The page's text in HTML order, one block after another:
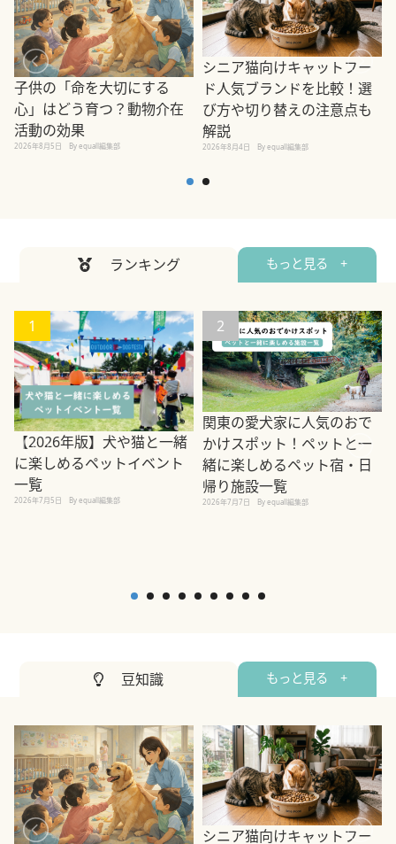
子供の「命を大切にする
心」はどう育つ？動物介在
活動の効果
2026年8月5日 By equall編集部
シニア猫向けキャットフー
ド人気ブランドを比較！選
び方や切り替えの注意点も
解説
2026年8月4日 By equall編集部
ランキング もっと見る +
1
【2026年版】犬や猫と一緒
に楽しめるペットイベント
一覧
2026年7月5日 By equall編集部
2
関東の愛犬家に人気のおで
かけスポット！ペットと一
緒に楽しめるペット宿・日
帰り施設一覧
2026年7月7日 By equall編集部
豆知識 もっと見る +
シニア猫向けキャットフー